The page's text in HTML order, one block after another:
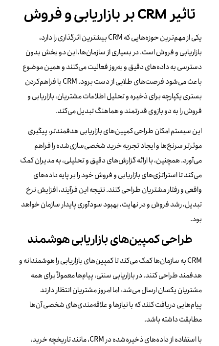
تاثیر CRM بر بازاریابی و فروش
یکی از مهم‌ترین حوزه‌هایی که CRM بیشترین اثرگذاری را دارد،
بازاریابی و فروش است. در بسیاری از سازمان‌ها، این دو بخش بدون
دسترسی به داده‌های دقیق و به‌روز فعالیت می‌کنند و همین موضوع
باعث می‌شود فرصت‌های طلایی از دست برود. CRM با فراهم‌کردن
بستری یکپارچه برای ذخیره و تحلیل اطلاعات مشتریان، بازاریابی و
فروش را به دو بازوی قدرتمند و هماهنگ تبدیل می‌کند.
این سیستم امکان طراحی کمپین‌های بازاریابی هدفمندتر، پیگیری
موثرتر سرنخ‌ها و ایجاد تجربه خرید شخصی‌سازی‌شده را فراهم
می‌آورد. همچنین، با ارائه گزارش‌های دقیق و تحلیلی، به مدیران کمک
می‌کند تا استراتژی‌های بازاریابی و فروش خود را بر پایه داده‌های
واقعی و رفتار مشتریان طراحی کنند. نتیجه این فرآیند، افزایش نرخ
تبدیل، رشد فروش و در نهایت، بهبود سودآوری پایدار سازمان خواهد
بود.
طراحی کمپین‌های بازاریابی هوشمند
CRM به سازمان‌ها کمک می‌کند تا کمپین‌های بازاریابی را هوشمندانه و
هدفمند طراحی کنند. در بازاریابی سنتی، پیام‌ها معمولاً برای همه
مشتریان یکسان ارسال می‌شد، اما امروز مشتریان انتظار دارند
پیام‌هایی دریافت کنند که با نیازها و علاقه‌مندی‌های شخصی آن‌ها
مطابقت داشته باشد.
با استفاده از داده‌های ذخیره‌شده در CRM، مانند تاریخچه خرید،